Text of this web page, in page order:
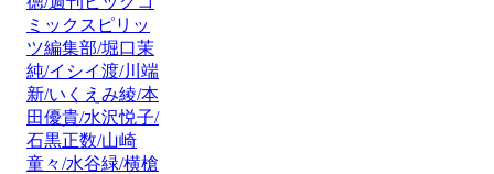
ミックスピリッ
ツ編集部/堀口茉
純/イシイ渡/川端
新/いくえみ綾/本
田優貴/水沢悦子/
石黒正数/山崎
童々/水谷緑/横槍